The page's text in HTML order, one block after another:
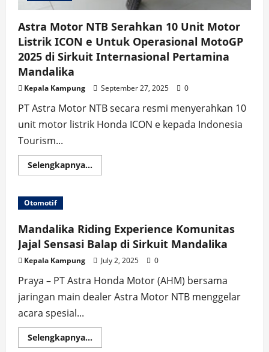
Astra Motor NTB Serahkan 10 Unit Motor
Listrik ICON e Untuk Operasional MotoGP
2025 di Sirkuit Internasional Pertamina
Mandalika
Kepala Kampung September 27, 2025 0
PT Astra Motor NTB secara resmi menyerahkan 10
unit motor listrik Honda ICON e kepada Indonesia
Tourism...
Selengkapnya...
more
10
Unit
Motor
Listrik
ICON
e
Operasional
MotoGP
2025
Mandalika
Otomotif
Mandalika Riding Experience Komunitas
Jajal Sensasi Balap di Sirkuit Mandalika
Kepala Kampung July 2, 2025 0
Praya – PT Astra Honda Motor (AHM) bersama
jaringan main dealer Astra Motor NTB menggelar
acara spesial...
Selengkapnya...
more